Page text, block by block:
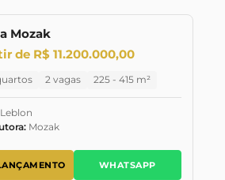
2029
Mozak
de R$ 11.200.000,00
2 vagas 225 - 415 m²
Mozak
WHATSAPP